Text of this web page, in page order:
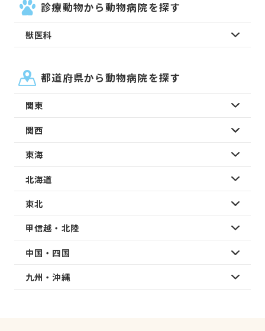
診療動物から動物病院を探す
獣医科
都道府県から動物病院を探す
関東
関西
東海
北海道
東北
甲信越・北陸
中国・四国
九州・沖縄